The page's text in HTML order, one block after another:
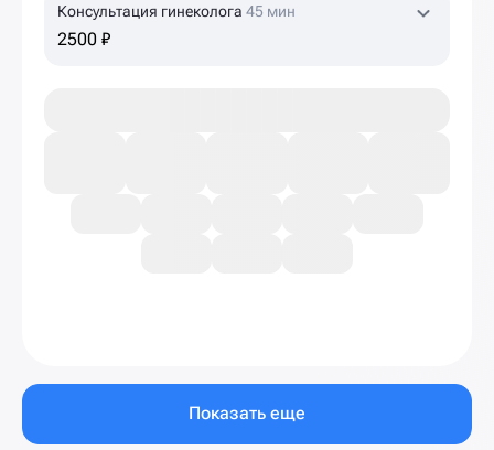
Консультация гинеколога 45 мин
2500 ₽
Показать еще